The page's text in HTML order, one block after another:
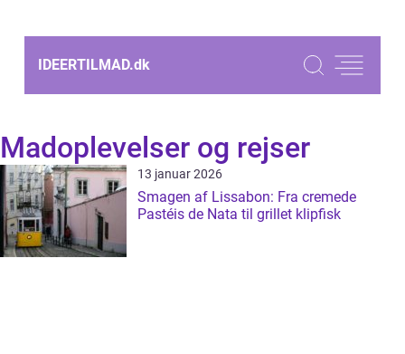
IDEERTILMAD.dk
Madoplevelser og rejser
13 januar 2026
Smagen af Lissabon: Fra cremede
Pastéis de Nata til grillet klipfisk